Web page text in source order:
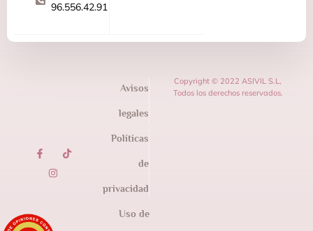
96.556.42.91
Avisos
legales
Políticas
de
privacidad
Uso de
Copyright © 2022 ASIVIL S.L,
Todos los derechos reservados.